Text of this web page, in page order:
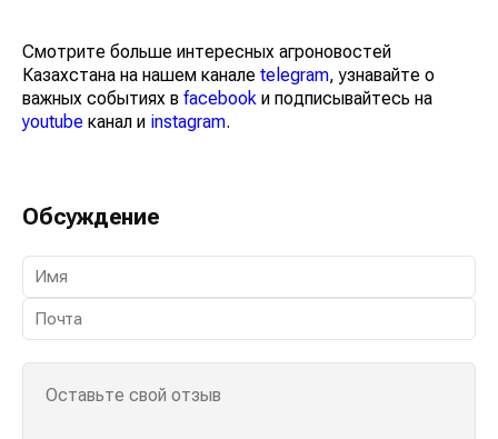
Смотрите больше интересных агроновостей
Казахстана на нашем канале telegram, узнавайте о
важных событиях в facebook и подписывайтесь на
youtube канал и instagram.
Обсуждение